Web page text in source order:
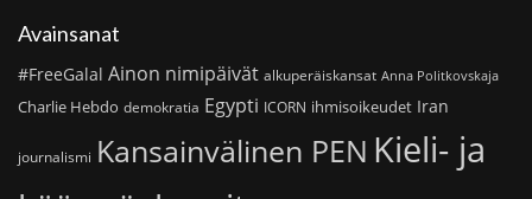
Avainsanat
#FreeGalal Ainon nimipäivät alkuperäiskansat Anna Politkovskaja
Charlie Hebdo demokratia Egypti ICORN ihmisoikeudet Iran
journalismi Kansainvälinen PEN Kieli- ja